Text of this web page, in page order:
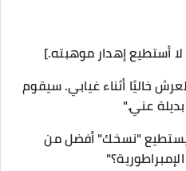
أستطيع إهدار موهبته.]
خاليًا أثناء غيابي. سيقوم
عني."
يستطيع "نسخك" أفضل من